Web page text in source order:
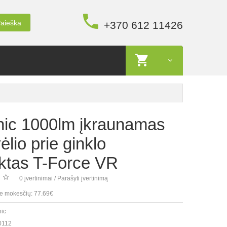
+370 612 11426
1000lm įkraunamas
prie ginklo
T-Force VR
0 įvertinimai / Parašyti įvertinimą
mokesčių: 77.69€